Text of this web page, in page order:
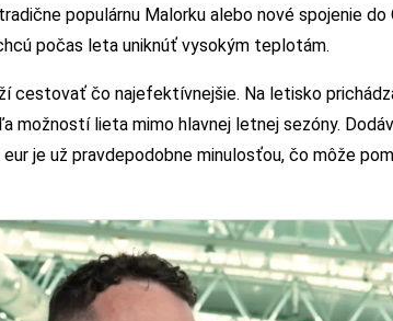
populárnu Malorku alebo nové spojenie
počas leta uniknúť vysokým teplotám.
cestovať čo najefektívnejšie. Na letisko
možností lieta mimo hlavnej letnej sezóny.
je už pravdepodobne minulosťou, čo môže